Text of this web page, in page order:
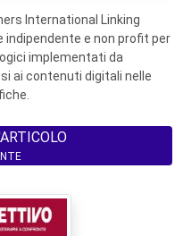
International Linking
indipendente e non profit per
implementati da
ai contenuti digitali nelle